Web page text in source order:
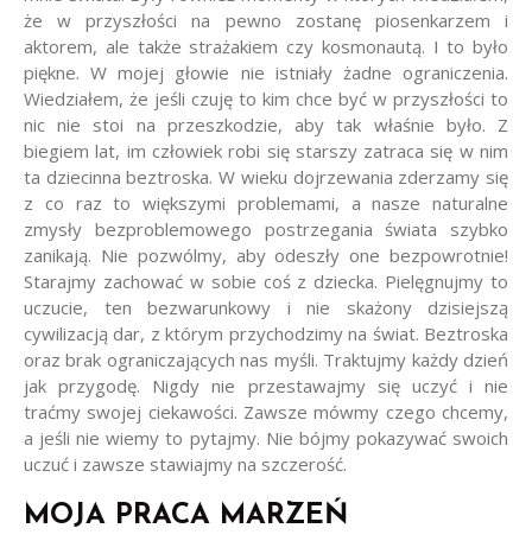
że w przyszłości na pewno zostanę piosenkarzem i
aktorem, ale także strażakiem czy kosmonautą. I to było
piękne. W mojej głowie nie istniały żadne ograniczenia.
Wiedziałem, że jeśli czuję to kim chce być w przyszłości to
nic nie stoi na przeszkodzie, aby tak właśnie było. Z
biegiem lat, im człowiek robi się starszy zatraca się w nim
ta dziecinna beztroska. W wieku dojrzewania zderzamy się
z co raz to większymi problemami, a nasze naturalne
zmysły bezproblemowego postrzegania świata szybko
zanikają. Nie pozwólmy, aby odeszły one bezpowrotnie!
Starajmy zachować w sobie coś z dziecka. Pielęgnujmy to
uczucie, ten bezwarunkowy i nie skażony dzisiejszą
cywilizacją dar, z którym przychodzimy na świat. Beztroska
oraz brak ograniczających nas myśli. Traktujmy każdy dzień
jak przygodę. Nigdy nie przestawajmy się uczyć i nie
traćmy swojej ciekawości. Zawsze mówmy czego chcemy,
a jeśli nie wiemy to pytajmy. Nie bójmy pokazywać swoich
uczuć i zawsze stawiajmy na szczerość.
MOJA PRACA MARZEŃ